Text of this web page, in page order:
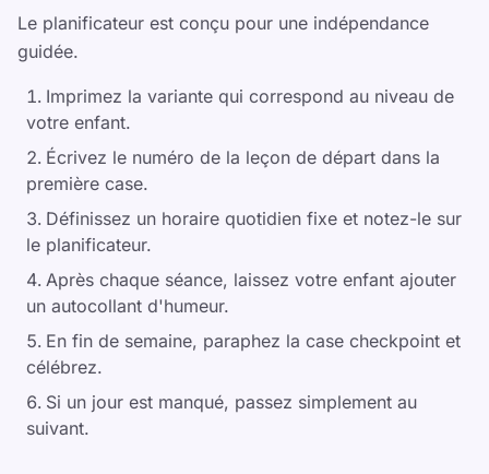
Partager sur WhatsApp
Rendre la frappe amusante et efficace pour les
enfants, les adolescents, les adultes et les
personnes âgées. Apprenez à votre rythme grâce
à notre approche structurée et ludique.
politique de confidentialité
Le planificateur est conçu pour une indépendance
guidée.
Imprimez la variante qui correspond au niveau de
votre enfant.
Écrivez le numéro de la leçon de départ dans la
première case.
Définissez un horaire quotidien fixe et notez-le sur
le planificateur.
Après chaque séance, laissez votre enfant ajouter
un autocollant d'humeur.
En fin de semaine, paraphez la case checkpoint et
célébrez.
Si un jour est manqué, passez simplement au
suivant.